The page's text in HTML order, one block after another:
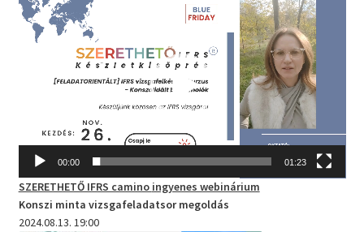
00:00 01:23
SZERETHETŐ IFRS camino ingyenes webinárium
Konszi minta vizsgafeladatsor megoldás
2024.08.13. 19:00